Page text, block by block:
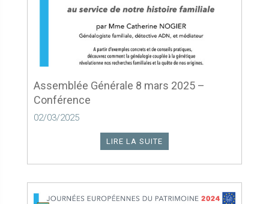
Assemblée Générale 8 mars 2025 –
Conférence
02/03/2025
LIRE LA SUITE